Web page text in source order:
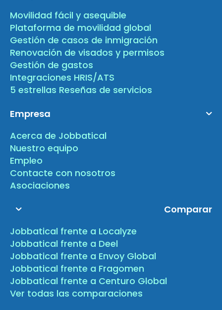
Movilidad fácil y asequible
Plataforma de movilidad global
Gestión de casos de inmigración
Renovación de visados y permisos
Gestión de gastos
Integraciones HRIS/ATS
5 estrellas Reseñas de servicios
Empresa
Acerca de Jobbatical
Nuestro equipo
Empleo
Contacte con nosotros
Asociaciones
Comparar
Jobbatical frente a Localyze
Jobbatical frente a Deel
Jobbatical frente a Envoy Global
Jobbatical frente a Fragomen
Jobbatical frente a Centuro Global
Ver todas las comparaciones